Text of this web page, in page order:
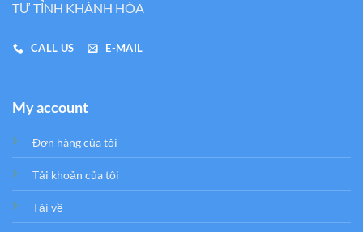
TƯ TỈNH KHÁNH HÒA
CALL US E-MAIL
My account
Đơn hàng của tôi
Tải khoản của tôi
Tải về